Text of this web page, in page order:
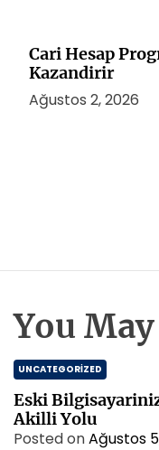
Cari Hesap
Kazandirir
Ağustos 2, 2026
You
UNCATEGORIZED
Eski
Akilli Yolu
Posted onAğustos